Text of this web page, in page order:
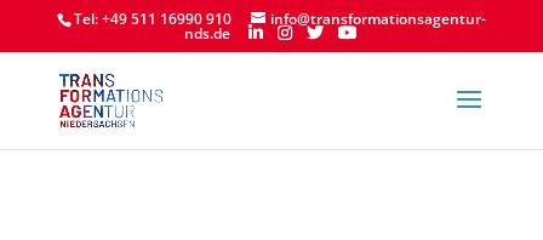
Tel: +49 511 16990 910 info@transformationsagentur-
nds.de